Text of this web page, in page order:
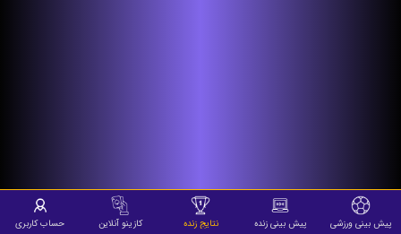
پیش بینی ورزشی پیش بینی زنده نتایج زنده کازینو آنلاین حساب کاربری